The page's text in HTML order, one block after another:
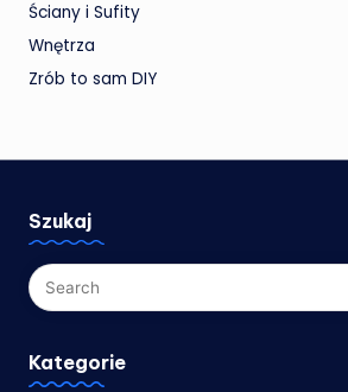
Ściany i Sufity
Wnętrza
Zrób to sam DIY
Szukaj
Kategorie